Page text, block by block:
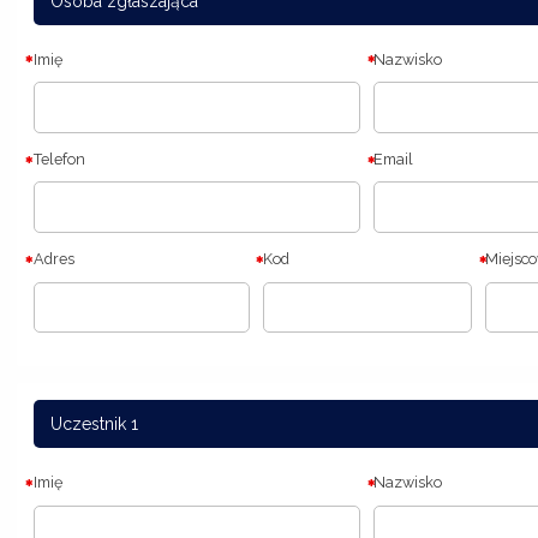
Imię Nazwisko
Telefon Email
Adres Kod
Uczestnik 1
Imię Nazwisko